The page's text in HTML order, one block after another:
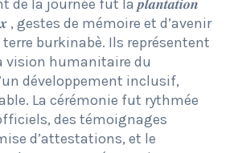
la journée fut la 𝒑𝒍𝒂𝒏𝒕𝒂𝒕𝒊𝒐𝒏
, gestes de mémoire et d’avenir
burkinabè. Ils représentent
vision humanitaire du
développement inclusif,
La cérémonie fut rythmée
des témoignages
d’attestations, et le